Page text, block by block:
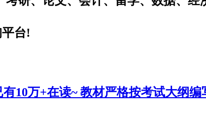
台!
10万+在读~ 教材严格按考试大纲